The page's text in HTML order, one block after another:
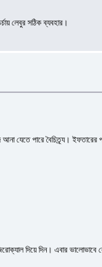
লেবুর সঠিক ব্যবহার।
যেতে পারে বৈচিত্র্য।
দিয়ে দিন। এবার ভালোভাবে